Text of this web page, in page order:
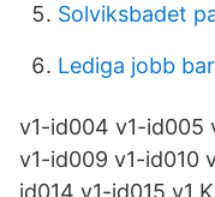
Solviksbadet
Lediga jobb
v1-id004 v1-id005
v1-id009 v1-id010
id014 v1-id015 v1